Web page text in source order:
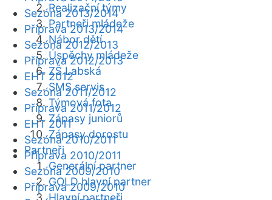
Realizační týmy
Partneři mládeže
Nábor dětí
Úspěchy mládeže
ZŠ Labská
SMS servis
Týmová fota
Zápasy juniorů
Zápasy dorostu
Partneři
Generální partner
GOLD hlavní partner
Hlavní partneři
Sezóna 2013/2014
Příprava 2013/2014
Sezóna 2012/2013
Příprava 2012/2013
EHT 2012
Sezóna 2011/2012
Příprava 2011/2012
EHT 2011
Sezóna 2010/2011
Příprava 2010/2011
Sezóna 2009/2010
Příprava 2009/2010